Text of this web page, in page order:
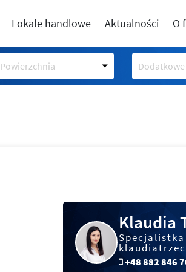
Lokale handlowe Aktualności O
Powierzchnia
Klaudia
+48 882 846